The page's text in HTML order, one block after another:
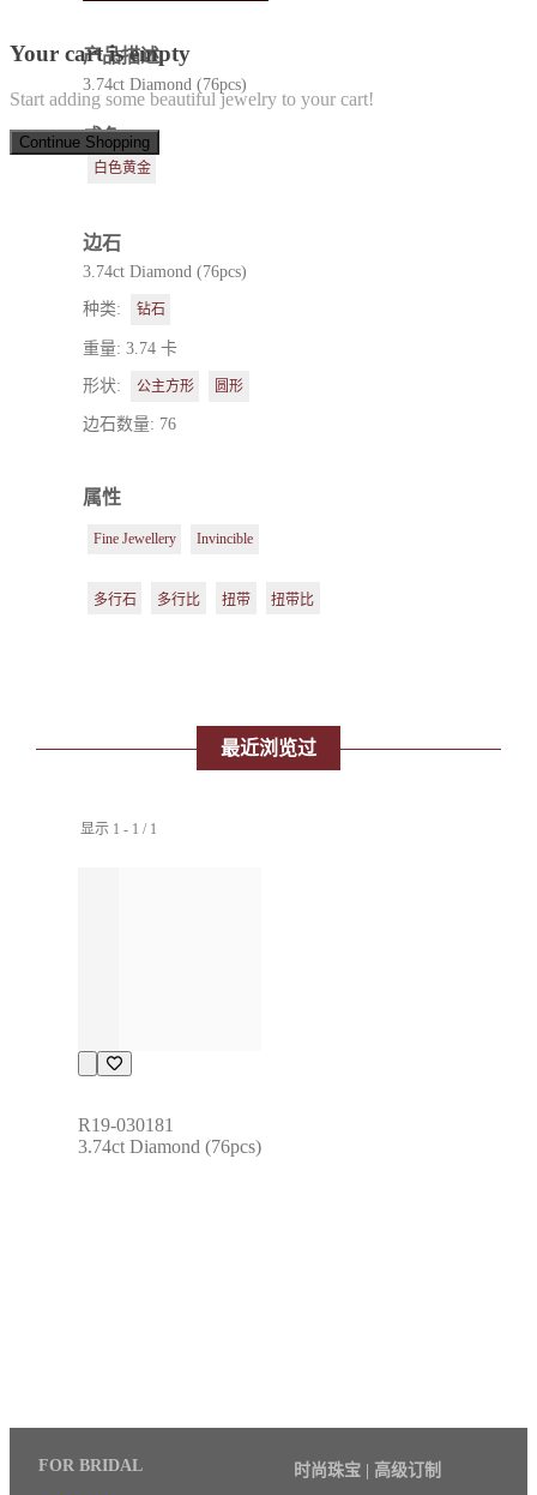
Your cart is empty
Start adding some beautiful jewelry to your cart!
Continue Shopping
产品描述
3.74ct Diamond (76pcs)
成色
白色黄金
边石
3.74ct Diamond (76pcs)
种类: 钻石
重量: 3.74 卡
形状: 公主方形 圆形
边石数量: 76
属性
Fine Jewellery Invincible
多行石 多行比 扭带 扭带比
最近浏览过
显示 1 - 1 / 1
R19-030181
3.74ct Diamond (76pcs)
FOR BRIDAL 时尚珠宝 | 高级订制